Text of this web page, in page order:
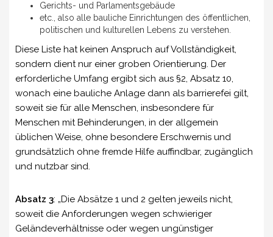
Gerichts- und Parlamentsgebäude
etc., also alle bauliche Einrichtungen des öffentlichen,
politischen und kulturellen Lebens zu verstehen.
Diese Liste hat keinen Anspruch auf Vollständigkeit,
sondern dient nur einer groben Orientierung. Der
erforderliche Umfang ergibt sich aus §2, Absatz 10,
wonach eine bauliche Anlage dann als barrierefei gilt,
soweit sie für alle Menschen, insbesondere für
Menschen mit Behinderungen, in der allgemein
üblichen Weise, ohne besondere Erschwernis und
grundsätzlich ohne fremde Hilfe auffindbar, zugänglich
und nutzbar sind.
Absatz 3: „Die Absätze 1 und 2 gelten jeweils nicht,
soweit die Anforderungen wegen schwieriger
Geländeverhältnisse oder wegen ungünstiger